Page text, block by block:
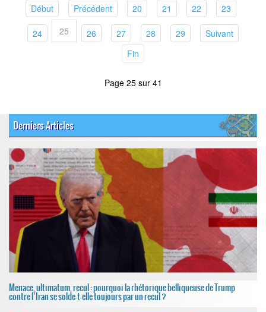
Début(current)Précédent(current)
20(current)
21 (current)
22(current)
23(current)
24(current)
25 26 (current)
27(current)
28 (current)
29 (current)Suivant(current)
Fin
Page 25 sur 41
Derniers Articles
Menace, ultimatum, recul : pourquoi la rhétorique belliqueuse de Trump
contre l’Iran se solde-t-elle toujours par un recul ?